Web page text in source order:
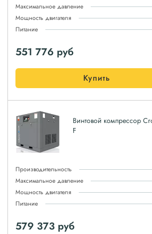
Максимальное давление
Мощность двигателя
Питание
551 776 руб
Купить
Винтовой компрессор
F
Производительность
Максимальное давление
Мощность двигателя
Питание
579 373 руб